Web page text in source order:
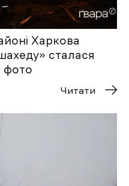
Харкова
сталася
Читати